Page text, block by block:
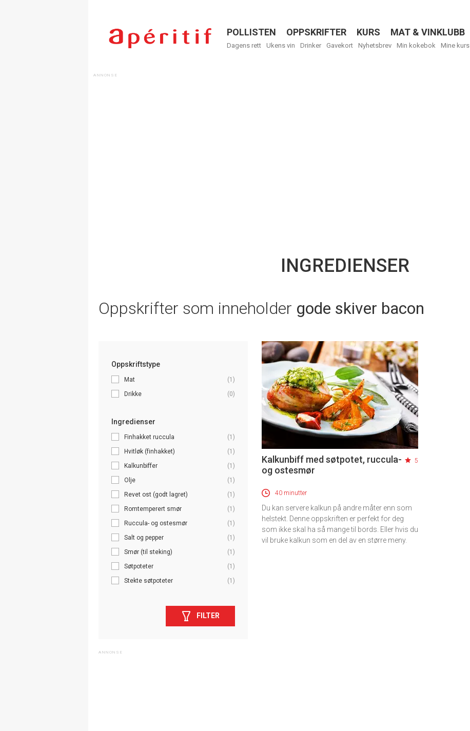
Menu
POLLISTEN OPPSKRIFTER KURS MAT & VINKLUBB
Dagens rett Ukens vin Drinker Gavekort Nyhetsbrev Min kokebok Mine kurs
INGREDIENSER
Oppskrifter som inneholder gode skiver bacon
Oppskriftstype
Mat
(1)
Drikke
(0)
Ingredienser
Finhakket ruccula
(1)
Hvitløk (finhakket)
(1)
Kalkunbiffer
(1)
Olje
(1)
Revet ost (godt lagret)
(1)
Romtemperert smør
(1)
Ruccula- og ostesmør
(1)
Salt og pepper
(1)
Smør (til steking)
(1)
Søtpoteter
(1)
Stekte søtpoteter
(1)
FILTER
Kalkunbiff med søtpotet, ruccula-
og ostesmør
5
40 minutter
Du kan servere kalkun på andre måter enn som
helstekt. Denne oppskriften er perfekt for deg
som ikke skal ha så mange til bords. Eller hvis du
vil bruke kalkun som en del av en større meny.